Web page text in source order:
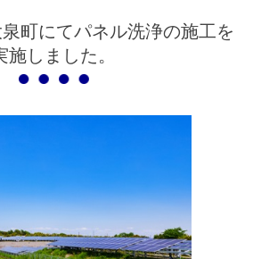
町にてパネル洗浄の施工を
施しました。